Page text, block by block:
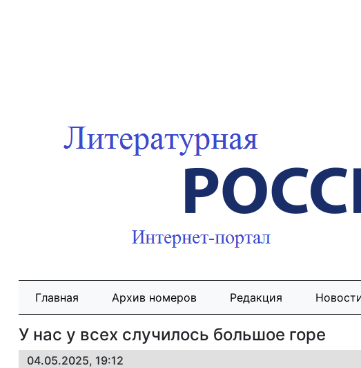
Главная Архив номеров Редакция
У нас у всех случилось большое горе
04.05.2025, 19:12